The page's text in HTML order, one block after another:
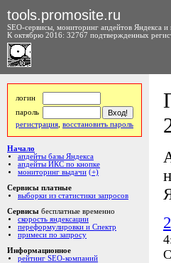
tools.promosite.ru
SEO-сервисы, мониторинг апдейтов Яндекса и
К октябрю 2016: 32767 подтвержденных
логин
пароль
регистрация восстановить пароль
Начало
апдейты базы Яндекса
апдейты ИКС по кнопке
мониторинг выдачи (+)
Сервисы платные
выборки из статистики запросов
Сервисы бесплатные временно
скорость яндексации
переформулировки и Спектр
примеси по запросу
Информационное
рейтинг SEO-компаний